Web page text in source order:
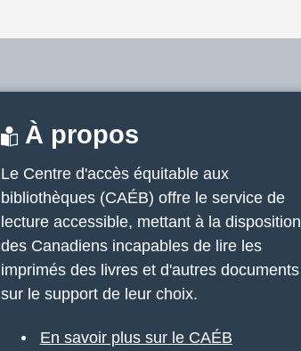
À propos
Le Centre d'accès équitable aux
bibliothèques (CAÉB) offre le service de
lecture accessible, mettant à la disposition
des Canadiens incapables de lire les
imprimés des livres et d'autres documents
sur le support de leur choix.
En savoir plus sur le CAÉB